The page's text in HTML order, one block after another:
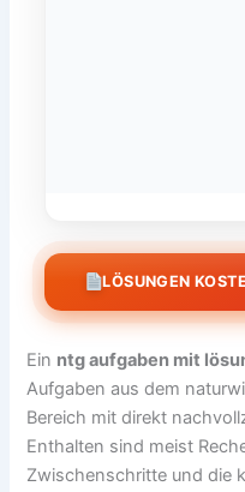
LÖSUNGEN
Ein ntg aufgaben mit
Aufgaben aus dem
Bereich mit direkt
Enthalten sind meist
Zwischenschritte und die